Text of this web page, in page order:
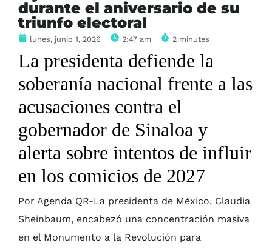
durante el aniversario de su
triunfo electoral
lunes, junio 1, 2026 2:47 am 2 minutes
La presidenta defiende la
soberanía nacional frente a las
acusaciones contra el
gobernador de Sinaloa y
alerta sobre intentos de influir
en los comicios de 2027
Por Agenda QR-La presidenta de México, Claudia
Sheinbaum, encabezó una concentración masiva
en el Monumento a la Revolución para